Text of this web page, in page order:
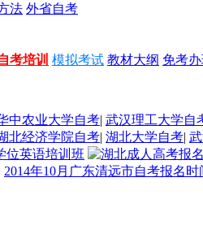
法 外省自考
考培训 模拟考试 教材大纲 免考
中农业大学自考| 武汉理工大学自
北经济学院自考| 湖北大学自考|
2014年10月广东清远市自考报名